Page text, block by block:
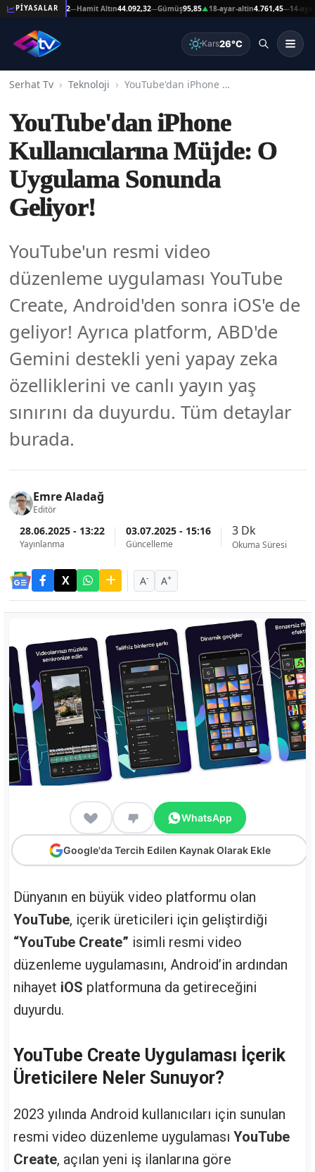
PİYASALAR
Altın44.092,32— Hamit Altın 44.092,32—Gümüş95,85▲18-ayar-altin4.761,45—14-ayar-
Kars26°C
Serhat Tv Teknoloji YouTube'dan iPhone Kullanıcılarına Müjde: O Uygulama Sonunda Geliyor!
YouTube'dan iPhone
Kullanıcılarına Müjde: O
Uygulama Sonunda
Geliyor!
YouTube'un resmi video
düzenleme uygulaması YouTube
Create, Android'den sonra iOS'e de
geliyor! Ayrıca platform, ABD'de
Gemini destekli yeni yapay zeka
özelliklerini ve canlı yayın yaş
sınırını da duyurdu. Tüm detaylar
burada.
Emre Aladağ
Editör
28.06.2025 - 13:22
Yayınlanma
03.07.2025 - 15:16
Güncelleme
3 Dk
Okuma Süresi
A- A+
WhatsApp
Google'da Tercih Edilen Kaynak Olarak Ekle
Dünyanın en büyük video platformu olan
YouTube, içerik üreticileri için geliştirdiği
“YouTube Create” isimli resmi video
düzenleme uygulamasını, Android’in ardından
nihayet iOS platformuna da getireceğini
duyurdu.
YouTube Create Uygulaması İçerik
Üreticilere Neler Sunuyor?
2023 yılında Android kullanıcıları için sunulan
resmi video düzenleme uygulaması YouTube
Create, açılan yeni iş ilanlarına göre